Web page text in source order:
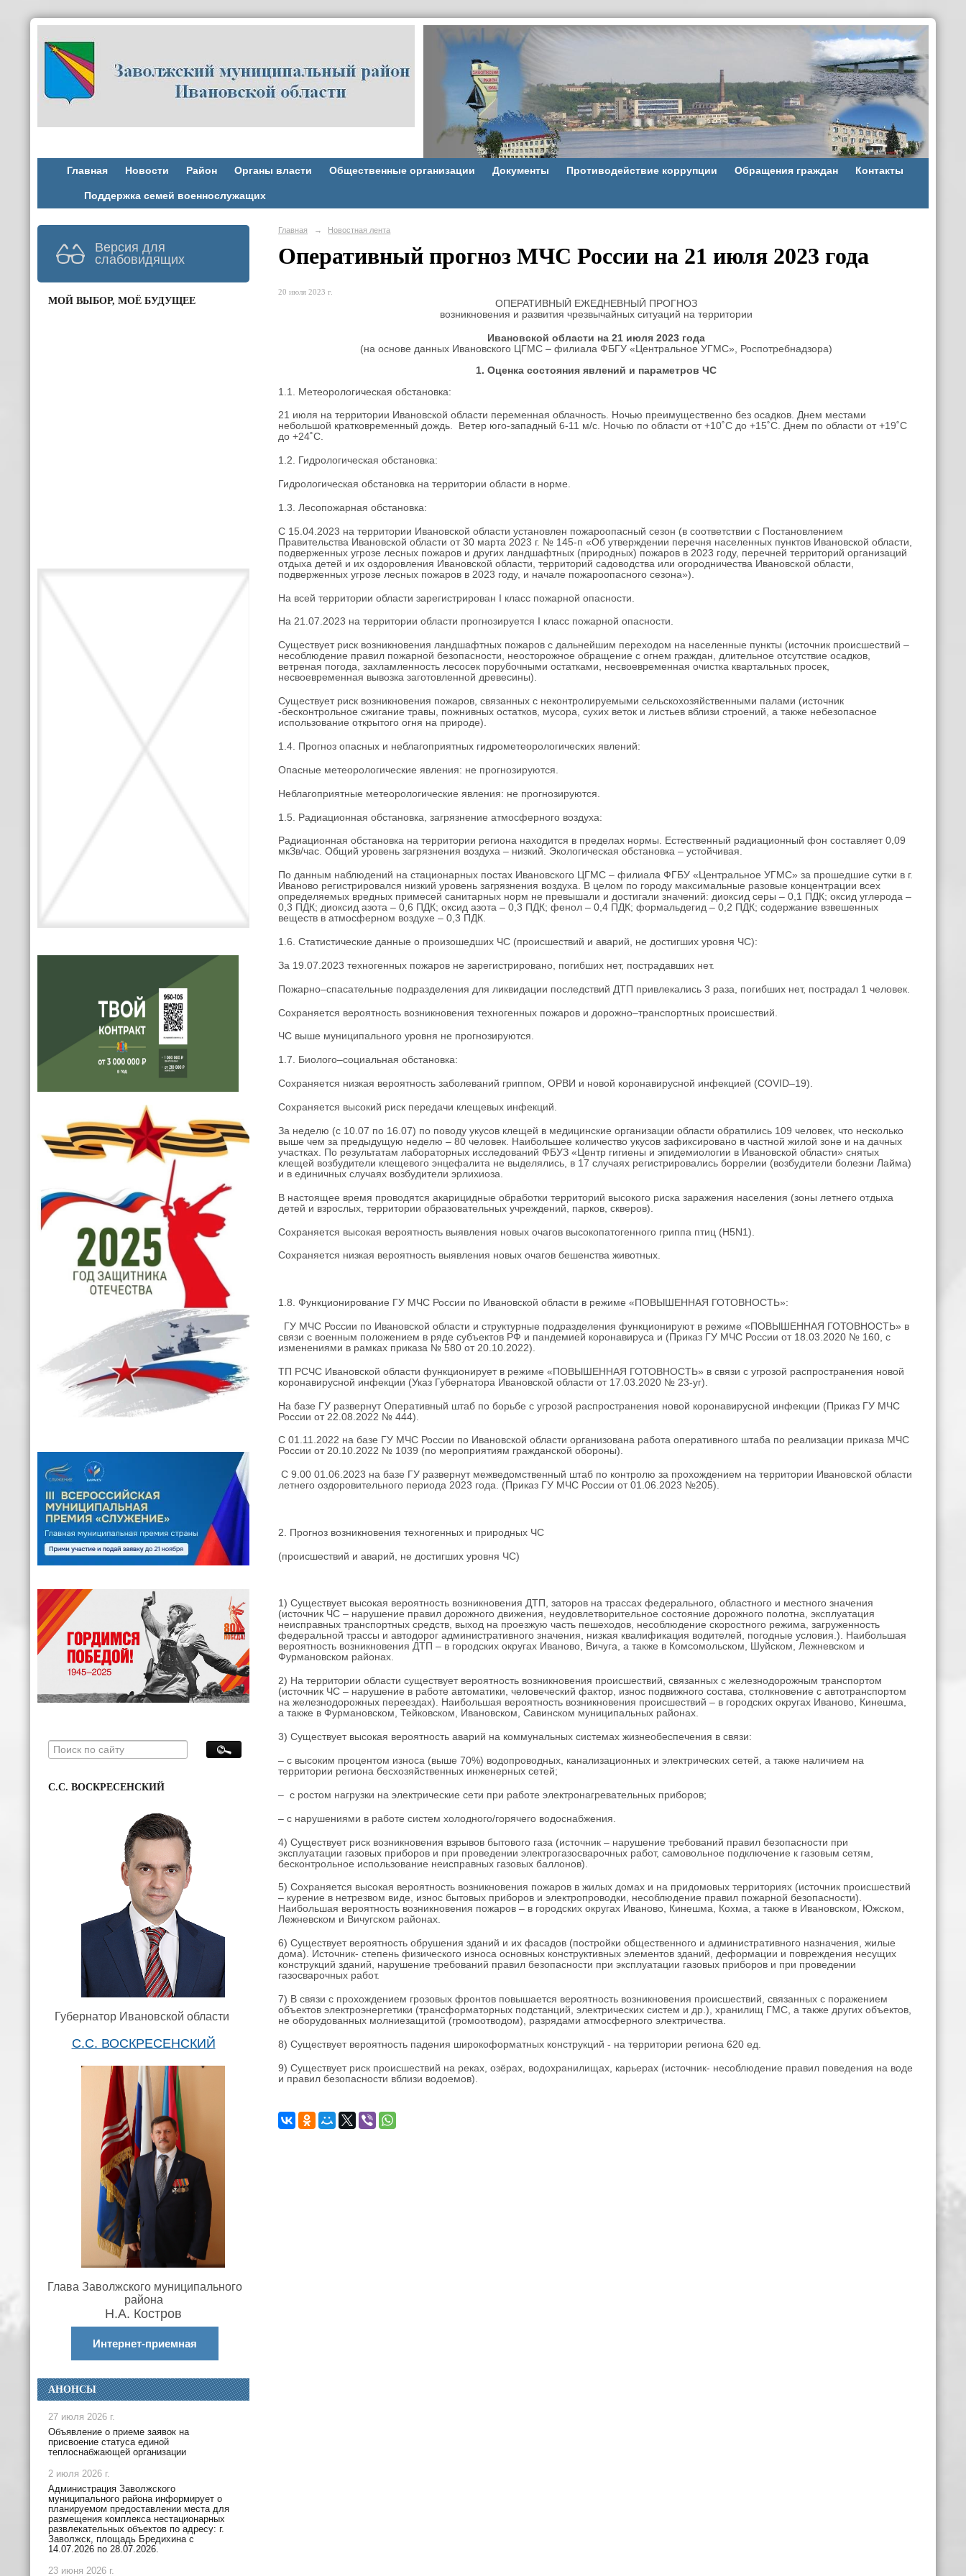
Главная Новости Район Органы власти Общественные организации Документы Противодействие коррупции Обращения граждан Контакты
Поддержка семей военнослужащих
Версия для
слабовидящих
МОЙ ВЫБОР, МОЁ БУДУЩЕЕ
С.С. ВОСКРЕСЕНСКИЙ
Губернатор Ивановской области
С.С. ВОСКРЕСЕНСКИЙ
Глава Заволжского муниципального
района
Н.А. Костров
Интернет-приемная
АНОНСЫ
27 июля 2026 г.
Объявление о приеме заявок на
присвоение статуса единой
теплоснабжающей организации
2 июля 2026 г.
Администрация Заволжского
муниципального района информирует о
планируемом предоставлении места для
размещения комплекса нестационарных
развлекательных объектов по адресу: г.
Заволжск, площадь Бредихина с
14.07.2026 по 28.07.2026.
23 июня 2026 г.
Главная → Новостная лента
Оперативный прогноз МЧС России на 21 июля 2023 года
20 июля 2023 г.
ОПЕРАТИВНЫЙ ЕЖЕДНЕВНЫЙ ПРОГНОЗ
возникновения и развития чрезвычайных ситуаций на территории
Ивановской области на 21 июля 2023 года
(на основе данных Ивановского ЦГМС – филиала ФБГУ «Центральное УГМС», Роспотребнадзора)
1. Оценка состояния явлений и параметров ЧС
1.1. Метеорологическая обстановка:
21 июля на территории Ивановской области переменная облачность. Ночью преимущественно без осадков. Днем местами
небольшой кратковременный дождь. Ветер юго-западный 6-11 м/с. Ночью по области от +10˚С до +15˚С. Днем по области от +19˚С
до +24˚С.
1.2. Гидрологическая обстановка:
Гидрологическая обстановка на территории области в норме.
1.3. Лесопожарная обстановка:
С 15.04.2023 на территории Ивановской области установлен пожароопасный сезон (в соответствии с Постановлением
Правительства Ивановской области от 30 марта 2023 г. № 145-п «Об утверждении перечня населенных пунктов Ивановской области,
подверженных угрозе лесных пожаров и других ландшафтных (природных) пожаров в 2023 году, перечней территорий организаций
отдыха детей и их оздоровления Ивановской области, территорий садоводства или огородничества Ивановской области,
подверженных угрозе лесных пожаров в 2023 году, и начале пожароопасного сезона»).
На всей территории области зарегистрирован I класс пожарной опасности.
На 21.07.2023 на территории области прогнозируется I класс пожарной опасности.
Существует риск возникновения ландшафтных пожаров с дальнейшим переходом на населенные пункты (источник происшествий –
несоблюдение правил пожарной безопасности, неосторожное обращение с огнем граждан, длительное отсутствие осадков,
ветреная погода, захламленность лесосек порубочными остатками, несвоевременная очистка квартальных просек,
несвоевременная вывозка заготовленной древесины).
Существует риск возникновения пожаров, связанных с неконтролируемыми сельскохозяйственными палами (источник
-бесконтрольное сжигание травы, пожнивных остатков, мусора, сухих веток и листьев вблизи строений, а также небезопасное
использование открытого огня на природе).
1.4. Прогноз опасных и неблагоприятных гидрометеорологических явлений:
Опасные метеорологические явления: не прогнозируются.
Неблагоприятные метеорологические явления: не прогнозируются.
1.5. Радиационная обстановка, загрязнение атмосферного воздуха:
Радиационная обстановка на территории региона находится в пределах нормы. Естественный радиационный фон составляет 0,09
мкЗв/час. Общий уровень загрязнения воздуха – низкий. Экологическая обстановка – устойчивая.
По данным наблюдений на стационарных постах Ивановского ЦГМС – филиала ФГБУ «Центральное УГМС» за прошедшие сутки в г.
Иваново регистрировался низкий уровень загрязнения воздуха. В целом по городу максимальные разовые концентрации всех
определяемых вредных примесей санитарных норм не превышали и достигали значений: диоксид серы – 0,1 ПДК; оксид углерода –
0,3 ПДК; диоксид азота – 0,6 ПДК; оксид азота – 0,3 ПДК; фенол – 0,4 ПДК; формальдегид – 0,2 ПДК; содержание взвешенных
веществ в атмосферном воздухе – 0,3 ПДК.
1.6. Статистические данные о произошедших ЧС (происшествий и аварий, не достигших уровня ЧС):
За 19.07.2023 техногенных пожаров не зарегистрировано, погибших нет, пострадавших нет.
Пожарно–спасательные подразделения для ликвидации последствий ДТП привлекались 3 раза, погибших нет, пострадал 1 человек.
Сохраняется вероятность возникновения техногенных пожаров и дорожно–транспортных происшествий.
ЧС выше муниципального уровня не прогнозируются.
1.7. Биолого–социальная обстановка:
Сохраняется низкая вероятность заболеваний гриппом, ОРВИ и новой коронавирусной инфекцией (COVID–19).
Сохраняется высокий риск передачи клещевых инфекций.
За неделю (с 10.07 по 16.07) по поводу укусов клещей в медицинские организации области обратились 109 человек, что несколько
выше чем за предыдущую неделю – 80 человек. Наибольшее количество укусов зафиксировано в частной жилой зоне и на дачных
участках. По результатам лабораторных исследований ФБУЗ «Центр гигиены и эпидемиологии в Ивановской области» снятых
клещей возбудители клещевого энцефалита не выделялись, в 17 случаях регистрировались боррелии (возбудители болезни Лайма)
и в единичных случаях возбудители эрлихиоза.
В настоящее время проводятся акарицидные обработки территорий высокого риска заражения населения (зоны летнего отдыха
детей и взрослых, территории образовательных учреждений, парков, скверов).
Сохраняется высокая вероятность выявления новых очагов высокопатогенного гриппа птиц (H5N1).
Сохраняется низкая вероятность выявления новых очагов бешенства животных.
1.8. Функционирование ГУ МЧС России по Ивановской области в режиме «ПОВЫШЕННАЯ ГОТОВНОСТЬ»:
ГУ МЧС России по Ивановской области и структурные подразделения функционируют в режиме «ПОВЫШЕННАЯ ГОТОВНОСТЬ» в
связи с военным положением в ряде субъектов РФ и пандемией коронавируса и (Приказ ГУ МЧС России от 18.03.2020 № 160, с
изменениями в рамках приказа № 580 от 20.10.2022).
ТП РСЧС Ивановской области функционирует в режиме «ПОВЫШЕННАЯ ГОТОВНОСТЬ» в связи с угрозой распространения новой
коронавирусной инфекции (Указ Губернатора Ивановской области от 17.03.2020 № 23-уг).
На базе ГУ развернут Оперативный штаб по борьбе с угрозой распространения новой коронавирусной инфекции (Приказ ГУ МЧС
России от 22.08.2022 № 444).
C 01.11.2022 на базе ГУ МЧС России по Ивановской области организована работа оперативного штаба по реализации приказа МЧС
России от 20.10.2022 № 1039 (по мероприятиям гражданской обороны).
С 9.00 01.06.2023 на базе ГУ развернут межведомственный штаб по контролю за прохождением на территории Ивановской области
летнего оздоровительного периода 2023 года. (Приказ ГУ МЧС России от 01.06.2023 №205).
2. Прогноз возникновения техногенных и природных ЧС
(происшествий и аварий, не достигших уровня ЧС)
1) Существует высокая вероятность возникновения ДТП, заторов на трассах федерального, областного и местного значения
(источник ЧС – нарушение правил дорожного движения, неудовлетворительное состояние дорожного полотна, эксплуатация
неисправных транспортных средств, выход на проезжую часть пешеходов, несоблюдение скоростного режима, загруженность
федеральной трассы и автодорог административного значения, низкая квалификация водителей, погодные условия.). Наибольшая
вероятность возникновения ДТП – в городских округах Иваново, Вичуга, а также в Комсомольском, Шуйском, Лежневском и
Фурмановском районах.
2) На территории области существует вероятность возникновения происшествий, связанных с железнодорожным транспортом
(источник ЧС – нарушение в работе автоматики, человеческий фактор, износ подвижного состава, столкновение с автотранспортом
на железнодорожных переездах). Наибольшая вероятность возникновения происшествий – в городских округах Иваново, Кинешма,
а также в Фурмановском, Тейковском, Ивановском, Савинском муниципальных районах.
3) Существует высокая вероятность аварий на коммунальных системах жизнеобеспечения в связи:
– с высоким процентом износа (выше 70%) водопроводных, канализационных и электрических сетей, а также наличием на
территории региона бесхозяйственных инженерных сетей;
– с ростом нагрузки на электрические сети при работе электронагревательных приборов;
– с нарушениями в работе систем холодного/горячего водоснабжения.
4) Существует риск возникновения взрывов бытового газа (источник – нарушение требований правил безопасности при
эксплуатации газовых приборов и при проведении электрогазосварочных работ, самовольное подключение к газовым сетям,
бесконтрольное использование неисправных газовых баллонов).
5) Сохраняется высокая вероятность возникновения пожаров в жилых домах и на придомовых территориях (источник происшествий
– курение в нетрезвом виде, износ бытовых приборов и электропроводки, несоблюдение правил пожарной безопасности).
Наибольшая вероятность возникновения пожаров – в городских округах Иваново, Кинешма, Кохма, а также в Ивановском, Южском,
Лежневском и Вичугском районах.
6) Существует вероятность обрушения зданий и их фасадов (постройки общественного и административного назначения, жилые
дома). Источник- степень физического износа основных конструктивных элементов зданий, деформации и повреждения несущих
конструкций зданий, нарушение требований правил безопасности при эксплуатации газовых приборов и при проведении
газосварочных работ.
7) В связи с прохождением грозовых фронтов повышается вероятность возникновения происшествий, связанных с поражением
объектов электроэнергетики (трансформаторных подстанций, электрических систем и др.), хранилищ ГМС, а также других объектов,
не оборудованных молниезащитой (громоотводом), разрядами атмосферного электричества.
8) Существует вероятность падения широкоформатных конструкций - на территории региона 620 ед.
9) Существует риск происшествий на реках, озёрах, водохранилищах, карьерах (источник- несоблюдение правил поведения на воде
и правил безопасности вблизи водоемов).